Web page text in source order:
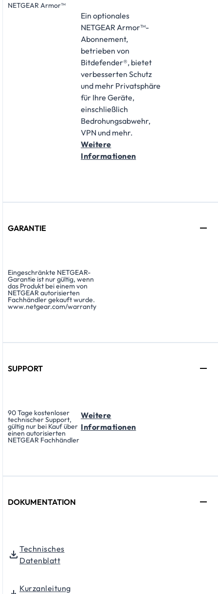
NETGEAR Armor™
Ein optionales
NETGEAR Armor™-
Abonnement,
betrieben von
Bitdefender®, bietet
verbesserten Schutz
und mehr Privatsphäre
für Ihre Geräte,
einschließlich
Bedrohungsabwehr,
VPN und mehr.
Weitere
Informationen
GARANTIE
Eingeschränkte NETGEAR-
Garantie ist nur gültig, wenn
das Produkt bei einem von
NETGEAR autorisierten
Fachhändler gekauft wurde.
www.netgear.com/warranty
SUPPORT
90 Tage kostenloser
technischer Support,
gültig nur bei Kauf über
einen autorisierten
NETGEAR Fachhändler
Weitere
Informationen
DOKUMENTATION
Technisches
Datenblatt
Kurzanleitung